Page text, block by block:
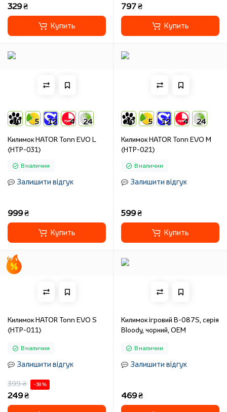
329 ₴
Купить
797 ₴
Купить
10 5 12 4 24
Килимок HATOR Tonn EVO L
(HTP-031)
В наличии
Залишити відгук
999 ₴
Купить
10 5 12 4 24
Килимок HATOR Tonn EVO M
(HTP-021)
В наличии
Залишити відгук
599 ₴
Купить
Килимок HATOR Tonn EVO S
(HTP-011)
В наличии
Залишити відгук
399 ₴
-38 %
249 ₴
Килимок ігровий B-087S, серія
Bloody, чорний, OEM
В наличии
Залишити відгук
469 ₴